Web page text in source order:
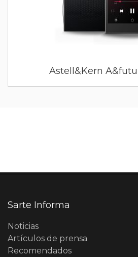
Astell&Kern
Sarte Informa
Noticias
Artículos de prensa
Recomendados